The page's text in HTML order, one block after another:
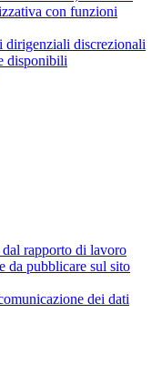
con funzioni
dirigenziali discrezionali
disponibili
rapporto di lavoro
da pubblicare sul sito
dei dati